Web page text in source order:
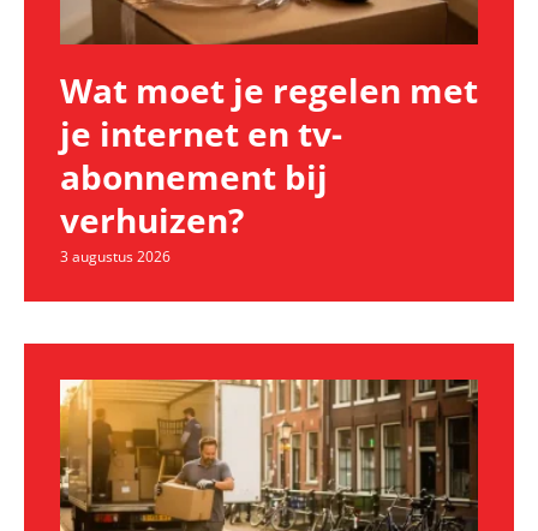
Wat moet je regelen met
je internet en tv-
abonnement bij
verhuizen?
3 augustus 2026